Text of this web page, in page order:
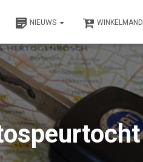
NIEUWS WINKELMAND